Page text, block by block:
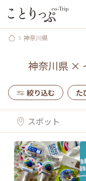
神奈川県
神奈川県 ×
絞り込む た
スポット